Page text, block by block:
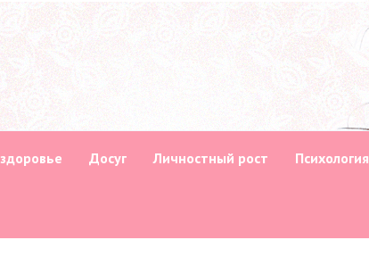
Досуг Личностный рост Психология